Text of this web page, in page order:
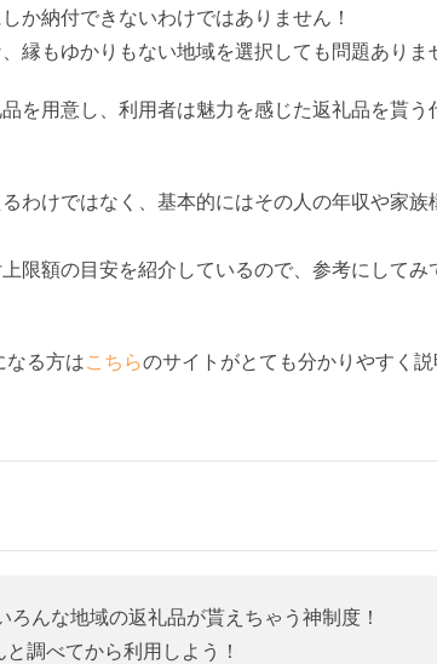
か納付できないわけではありません！
縁もゆかりもない地域を選択しても問題ありま
を用意し、利用者は魅力を感じた返礼品を貰う
わけではなく、基本的にはその人の年収や家族
限額の目安を紹介しているので、参考にしてみ
る方はこちらのサイトがとても分かりやすく
ろんな地域の返礼品が貰えちゃう神制度！
調べてから利用しよう！